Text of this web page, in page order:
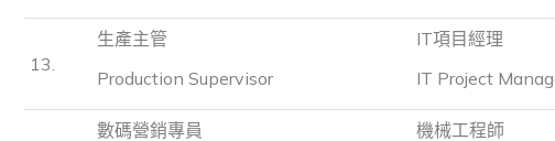
13.
生產主管
Production Supervisor
IT項目經理
IT Project
數碼營銷專員
機械工程師